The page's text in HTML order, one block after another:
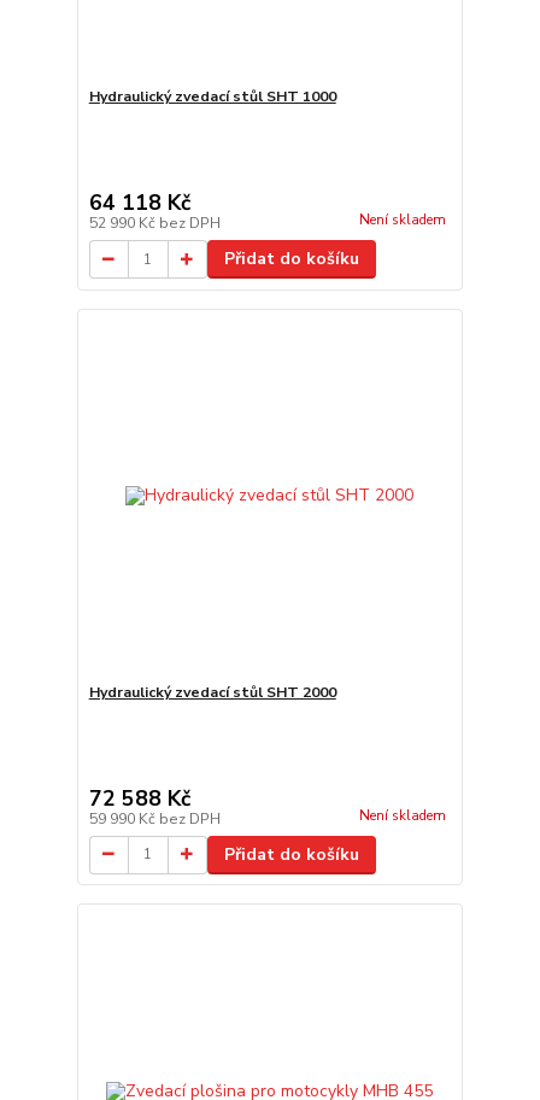
Hydraulický zvedací stůl SHT 1000
64 118 Kč
52 990 Kč bez DPH Není skladem
Přidat do košíku
Hydraulický zvedací stůl SHT 2000
72 588 Kč
59 990 Kč bez DPH Není skladem
Přidat do košíku